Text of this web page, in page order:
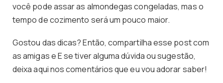
você pode assar as almondegas congeladas, mas o
tempo de cozimento será um pouco maior.
Gostou das dicas? Então, compartilha esse post com
as amigas e E se tiver alguma dúvida ou sugestão,
deixa aqui nos comentários que eu vou adorar saber!